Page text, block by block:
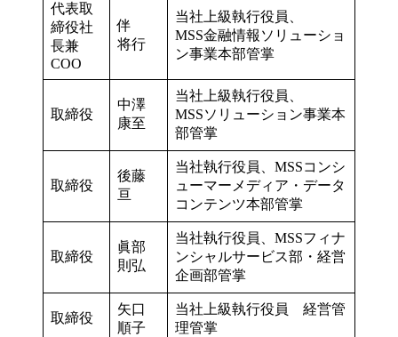
代表取
締役社
長兼
COO
伴
将行
当社上級執行役員、
MSS金融情報ソリューショ
ン事業本部管掌
取締役
中澤
康至
当社上級執行役員、
MSSソリューション事業本
部管掌
取締役
後藤
亘
当社執行役員、MSSコンシ
ューマーメディア・データ
コンテンツ本部管掌
取締役
眞部
則弘
当社執行役員、MSSフィナ
ンシャルサービス部・経営
企画部管掌
取締役
矢口
順子
当社上級執行役員 経営管
理管掌